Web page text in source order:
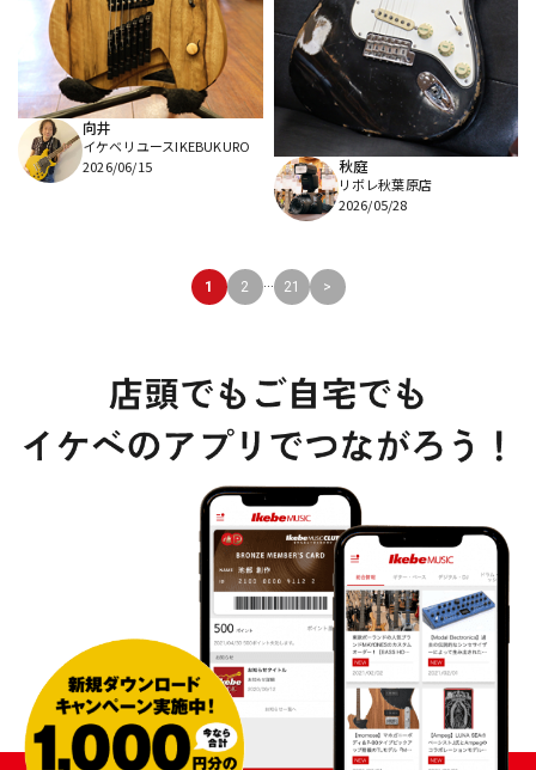
向井
イケベリユースIKEBUKURO
2026/06/15
秋庭
リボレ秋葉原店
2026/05/28
1 2 ... 21 >